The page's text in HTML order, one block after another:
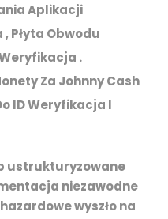
Aplikacji
, Płyta Obwodu
.
Za Johnny Cash
ID Weryfikacja I
ustrukturyzowane
niezawodne
wyszło na